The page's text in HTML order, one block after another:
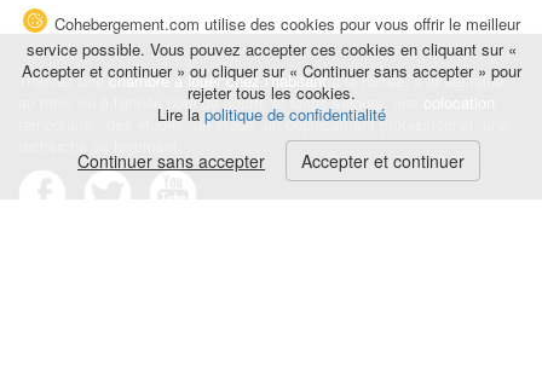
Trouvez unechambre à louer chez l'habitantà la nuitée, à la semaine,
au mois ou à l'année pour de courts et longs séjours, une
temporaire : des études, un stage, un déplacement professionnel, une
Cohebergement.com utilise des cookies pour vous offrir le meilleur
service possible. Vous pouvez accepter ces cookies en cliquant sur «
Accepter et continuer » ou cliquer sur « Continuer sans accepter » pour
rejeter tous les cookies.
Lire la politique de confidentialité
Continuer sans accepter Accepter et continuer